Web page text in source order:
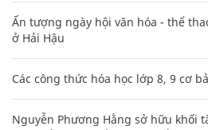
Ấn tượng ngày hội văn hóa - thể
ở Hải Hậu
Các công thức hóa học lớp 8, 9 cơ
Nguyễn Phương Hằng sở hữu khối